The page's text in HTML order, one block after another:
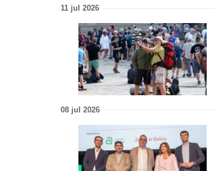
11 jul 2026
08 jul 2026